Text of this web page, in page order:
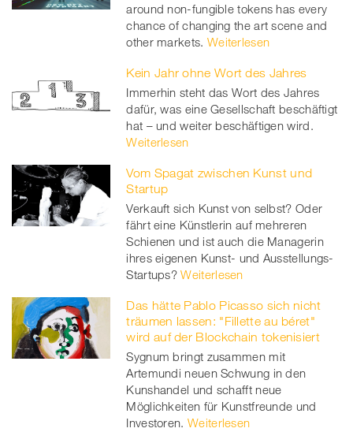
around non-fungible tokens has every
chance of changing the art scene and
other markets. Weiterlesen
Kein Jahr ohne Wort des Jahres
Immerhin steht das Wort des Jahres
dafür, was eine Gesellschaft beschäftigt
hat – und weiter beschäftigen wird.
Weiterlesen
Vom Spagat zwischen Kunst und
Startup
Verkauft sich Kunst von selbst? Oder
fährt eine Künstlerin auf mehreren
Schienen und ist auch die Managerin
ihres eigenen Kunst- und Ausstellungs-
Startups? Weiterlesen
Das hätte Pablo Picasso sich nicht
träumen lassen: "Fillette au béret"
wird auf der Blockchain tokenisiert
Sygnum bringt zusammen mit
Artemundi neuen Schwung in den
Kunshandel und schafft neue
Möglichkeiten für Kunstfreunde und
Investoren. Weiterlesen